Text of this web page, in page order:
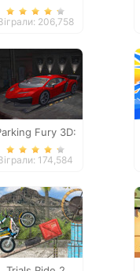
206,758
Fury 3D:
Night Thief
174,584